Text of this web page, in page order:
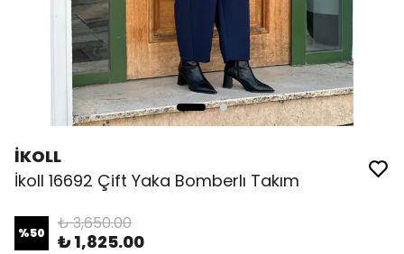
İKOLL
İkoll 16692 Çift Yaka Bomberlı Takım
%50 ₺ 3,650.00
₺ 1,825.00